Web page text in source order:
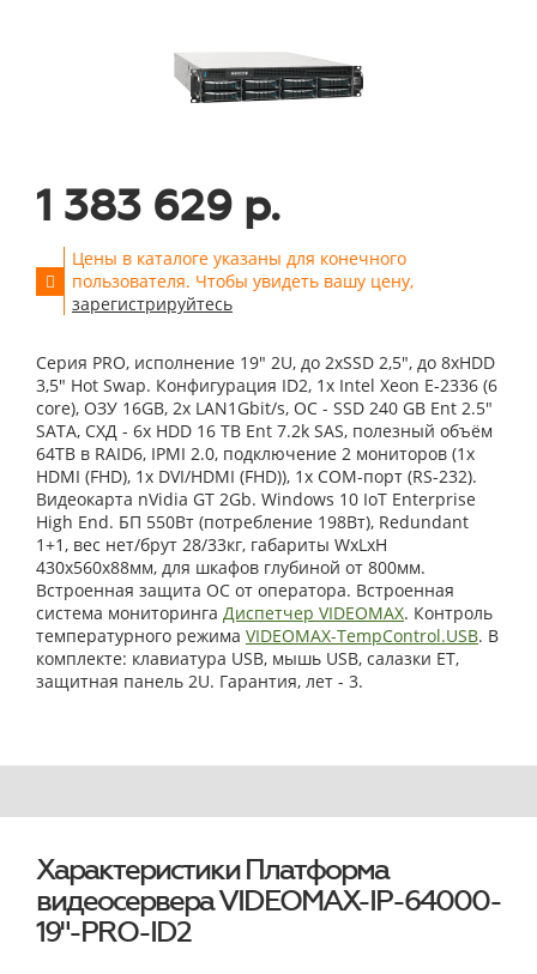
1 383 629 р.
Цены в каталоге указаны для конечного
пользователя. Чтобы увидеть вашу цену,
зарегистрируйтесь
Серия PRO, исполнение 19" 2U, до 2xSSD 2,5", до 8xHDD
3,5" Hot Swap. Конфигурация ID2, 1x Intel Xeon E-2336 (6
core), ОЗУ 16GB, 2x LAN1Gbit/s, OС - SSD 240 GB Ent 2.5"
SATA, СХД - 6x HDD 16 TB Ent 7.2k SAS, полезный объём
64TB в RAID6, IPMI 2.0, подключение 2 мониторов (1x
HDMI (FHD), 1x DVI/HDMI (FHD)), 1x COM-порт (RS-232).
Видеокарта nVidia GT 2Gb. Windows 10 IoT Enterprise
High End. БП 550Вт (потребление 198Вт), Redundant
1+1, вес нет/брут 28/33кг, габариты WxLxH
430x560x88мм, для шкафов глубиной от 800мм.
Встроенная защита ОС от оператора. Встроенная
система мониторинга Диспетчер VIDEOMAX. Контроль
температурного режима VIDEOMAX-TempControl.USB. В
комплекте: клавиатура USB, мышь USB, салазки ET,
защитная панель 2U. Гарантия, лет - 3.
Характеристики Платформа
видеосервера VIDEOMAX-IP-64000-
19"-PRO-ID2